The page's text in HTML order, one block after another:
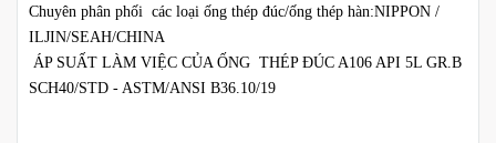
Chuyên phân phối các loại ống thép đúc/ống thép hàn:NIPPON /
ILJIN/SEAH/CHINA
ÁP SUẤT LÀM VIỆC CỦA ỐNG THÉP ĐÚC A106 API 5L GR.B
SCH40/STD - ASTM/ANSI B36.10/19